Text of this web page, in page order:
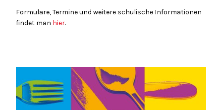
Formulare, Termine und weitere schulische Informationen
findet man hier.